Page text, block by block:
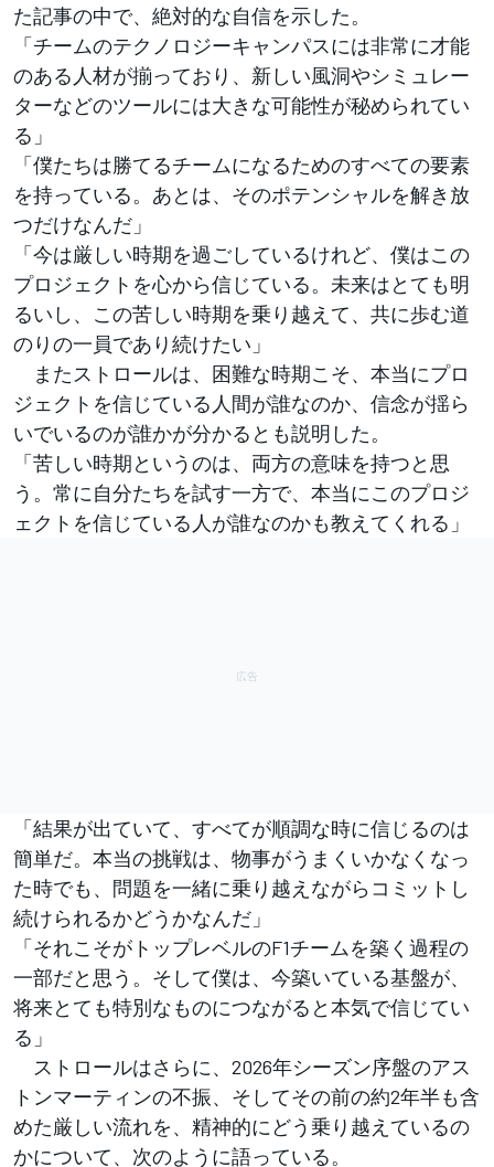
た記事の中で、絶対的な自信を示した。
「チームのテクノロジーキャンパスには非常に才能
のある人材が揃っており、新しい風洞やシミュレー
ターなどのツールには大きな可能性が秘められてい
る」
「僕たちは勝てるチームになるためのすべての要素
を持っている。あとは、そのポテンシャルを解き放
つだけなんだ」
「今は厳しい時期を過ごしているけれど、僕はこの
プロジェクトを心から信じている。未来はとても明
るいし、この苦しい時期を乗り越えて、共に歩む道
のりの一員であり続けたい」
またストロールは、困難な時期こそ、本当にプロ
ジェクトを信じている人間が誰なのか、信念が揺ら
いでいるのが誰かが分かるとも説明した。
「苦しい時期というのは、両方の意味を持つと思
う。常に自分たちを試す一方で、本当にこのプロジ
ェクトを信じている人が誰なのかも教えてくれる」
「結果が出ていて、すべてが順調な時に信じるのは
簡単だ。本当の挑戦は、物事がうまくいかなくなっ
た時でも、問題を一緒に乗り越えながらコミットし
続けられるかどうかなんだ」
「それこそがトップレベルのF1チームを築く過程の
一部だと思う。そして僕は、今築いている基盤が、
将来とても特別なものにつながると本気で信じてい
る」
ストロールはさらに、2026年シーズン序盤のアス
トンマーティンの不振、そしてその前の約2年半も含
めた厳しい流れを、精神的にどう乗り越えているの
かについて、次のように語っている。